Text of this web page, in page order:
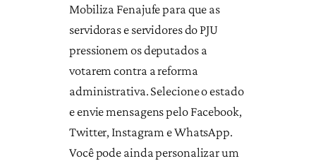
Mobiliza Fenajufe para que as
servidoras e servidores do PJU
pressionem os deputados a
votarem contra a reforma
administrativa. Selecione o estado
e envie mensagens pelo Facebook,
Twitter, Instagram e WhatsApp.
Você pode ainda personalizar um